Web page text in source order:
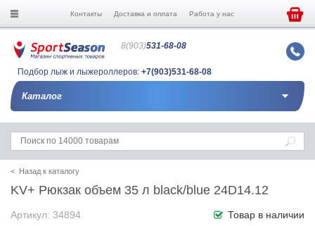
Контакты Доставка и оплата Работа у нас
8(903)531-68-08
Подбор лыж и лыжероллеров: +7(903)531-68-08
Каталог
< Назад к каталогу
KV+ Рюкзак объем 35 л black/blue 24D14.12
Артикул: 34894 Товар в наличии